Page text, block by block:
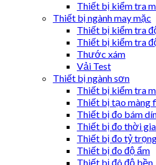
Thiết bị kiểm tra
Thiết bị ngành may mặc
Thiết bị kiểm tra
Thiết bị kiểm tra
Thước xám
Vải Test
Thiết bị ngành sơn
Thiết bị kiểm tra
Thiết bị tạo màng
Thiết bị đo bám
Thiết bị đo thời
Thiết bị đo tỷ
Thiết bị đo độ ẩm
Thiết bị đô độ bền